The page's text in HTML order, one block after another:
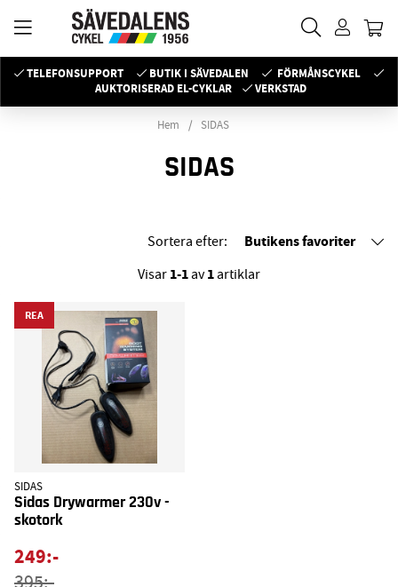
TELEFONSUPPORT BUTIK I SÄVEDALEN
FÖRMÅNSCYKEL
AUKTORISERAD EL-CYKLAR
VERKSTAD
Hem SIDAS
SIDAS
Sortera efter: Butikens favoriter
Visar 1-1av1artiklar
REA
SIDAS
Sidas Drywarmer 230v -
skotork
249:-